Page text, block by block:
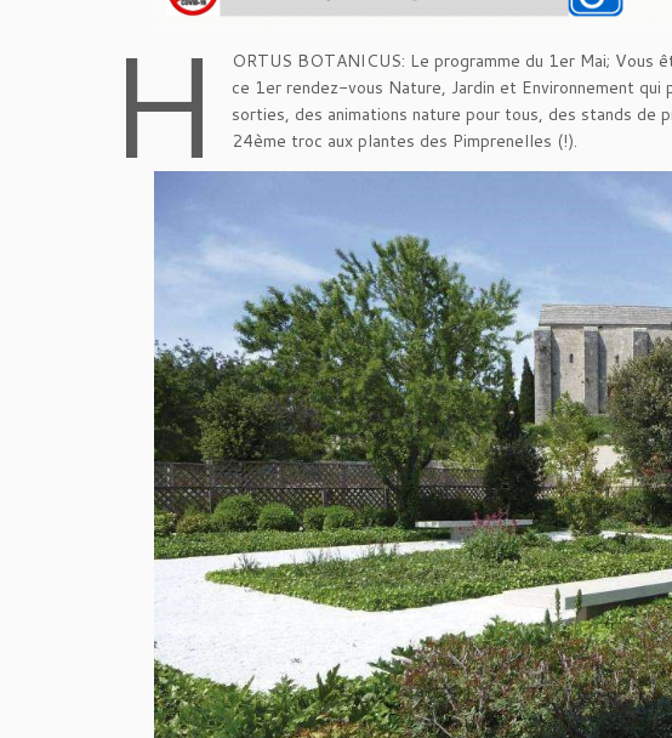
H
ORTUS BOTANICUS: Le programme du 1er Mai; Vous
ce 1er rendez-vous Nature, Jardin et Environnement
sorties, des animations nature pour tous, des stands de
24ème troc aux plantes des Pimprenelles (!).